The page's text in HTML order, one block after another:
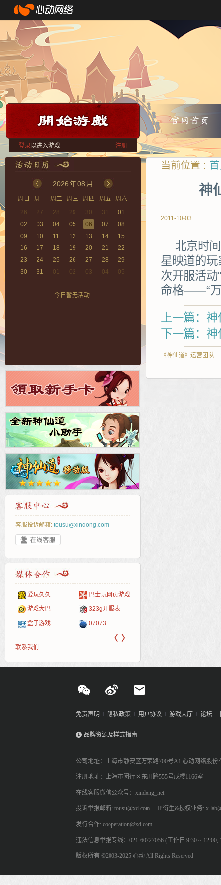
登录以进入游戏 注册
2026年08 月
周日 周一 周二 周三 周四 周五
周六
26
27 28 29 30 31
01
02
03 04 05 06 07
08
09
10 11 12 13 14
15
16
17 18 19 20 21
22
23
24 25 26 27 28
29
30
31 01 02 03 04 05
今日暂无活动
客服投诉邮箱: tousu@xindong.com
爱玩久久 巴士玩网页游戏
游戏大巴 323g开服表
盒子游戏 07073
〈 〉
联系我们
当前位置 :
神
2011-10-03
北京时间
星映道的
次开服活
命格——“万
上一篇：
下一篇：
《神仙道》运营团队
免责声明 隐私政策 用户协议 游戏大厅 论坛
品牌资源及样式指南
公司地址：上海市静安区万荣路700号A1 心动网络股份
注册地址：上海市闵行区东川路555号戊楼1166室
在线客服微信公众号：xindong_net
投诉举报邮箱: tousu@xd.com IP衍生&授权业务:
发行合作: cooperation@xd.com
违法信息举报专线：021-60727056 (工作日 9:30 ~ 12:00,
版权所有 ©2003-2025 心动 All Rights Reserved